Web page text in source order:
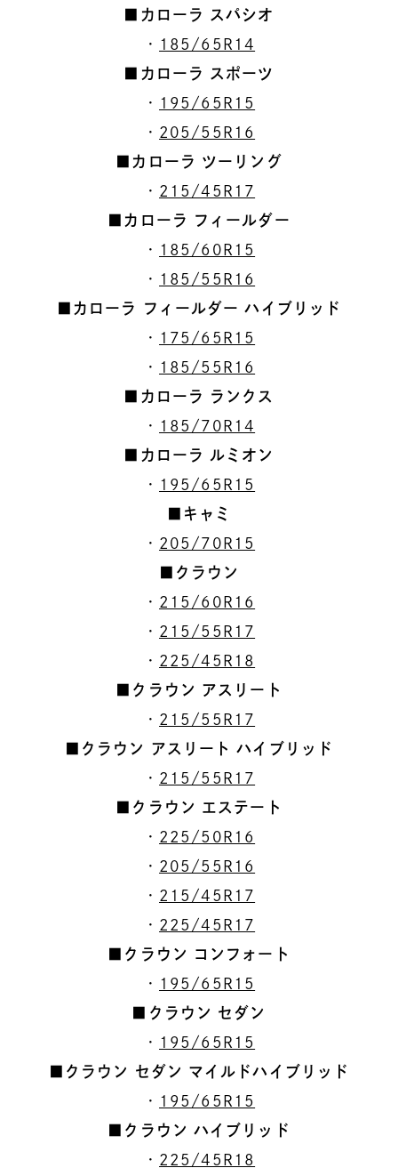
■カローラ スパシオ
・ 185/65R14
■カローラ スポーツ
・ 195/65R15
・ 205/55R16
■カローラ ツーリング
・ 215/45R17
■カローラ フィールダー
・ 185/60R15
・ 185/55R16
■カローラ フィールダー ハイブリッド
・ 175/65R15
・ 185/55R16
■カローラ ランクス
・ 185/70R14
■カローラ ルミオン
・ 195/65R15
■キャミ
・ 205/70R15
■クラウン
・ 215/60R16
・ 215/55R17
・ 225/45R18
■クラウン アスリート
・ 215/55R17
■クラウン アスリート ハイブリッド
・ 215/55R17
■クラウン エステート
・ 225/50R16
・ 205/55R16
・ 215/45R17
・ 225/45R17
■クラウン コンフォート
・ 195/65R15
■クラウン セダン
・ 195/65R15
■クラウン セダン マイルドハイブリッド
・ 195/65R15
■クラウン ハイブリッド
・ 225/45R18